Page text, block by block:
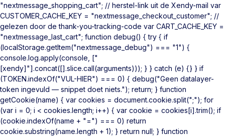
"nextmessage_shopping_cart"; // herstel-link uit de Xendy-mail var
CUSTOMER_CACHE_KEY = "nextmessage_checkout_customer"; //
gelezen door de thank-you-tracking-code var CART_CACHE_KEY =
"nextmessage_last_cart"; function debug() { try { if
(localStorage.getItem("nextmessage_debug") === "1") {
console.log.apply(console, ["
[xendy]"].concat([].slice.call(arguments))); } } catch (e) {} } if
(TOKEN.indexOf("VUL-HIER") === 0) { debug("Geen datalayer-
token ingevuld — snippet doet niets."); return; } function
getCookie(name) { var cookies = document.cookie.split(";"); for
(var i = 0; i < cookies.length; i++) { var cookie = cookies[i].trim(); if
(cookie.indexOf(name + "=") === 0) return
cookie.substring(name.length + 1); } return null; } function